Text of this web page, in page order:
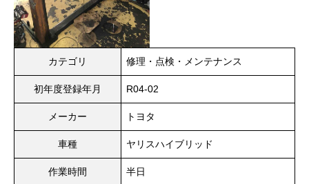
カテゴリ 修理・点検・メンテナンス
初年度登録年月 R04-02
メーカー トヨタ
車種 ヤリスハイブリッド
作業時間 半日